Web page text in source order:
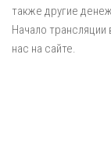
также другие
Начало трансляции
нас на сайте.